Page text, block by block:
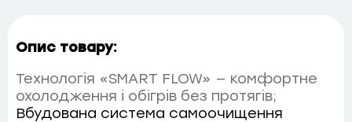
Опис товару:
Технологія «SMART FLOW» — комфортне
охолодження і обігрів без протягів;
Вбудована система самоочищення